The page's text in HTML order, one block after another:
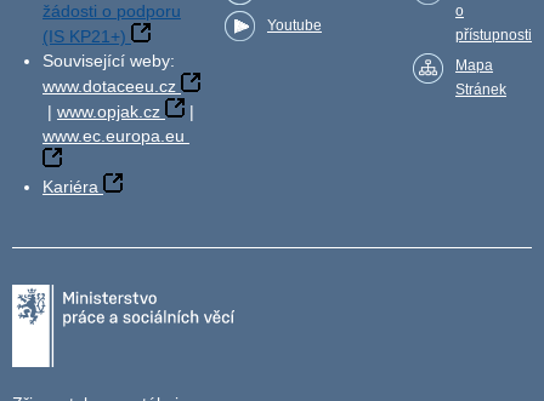
žádosti o podporu
(IS KP21+)
Související weby:
www.dotaceeu.cz
| www.opjak.cz
|
www.ec.europa.eu
Kariéra
Youtube
o
přístupnosti
Mapa
Stránek